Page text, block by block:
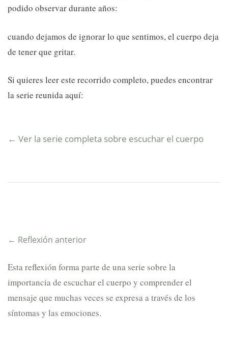
podido observar durante años:
cuando dejamos de ignorar lo que sentimos, el cuerpo deja
de tener que gritar.
Si quieres leer este recorrido completo, puedes encontrar
la serie reunida aquí:
← Ver la serie completa sobre escuchar el cuerpo
← Reflexión anterior
Esta reflexión forma parte de una serie sobre la
importancia de escuchar el cuerpo y comprender el
mensaje que muchas veces se expresa a través de los
síntomas y las emociones.